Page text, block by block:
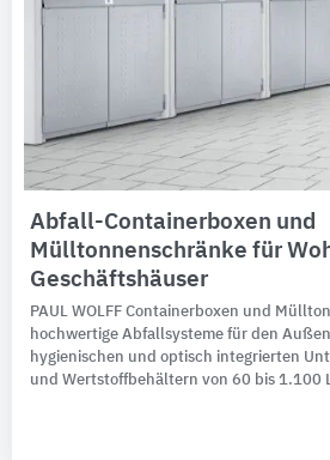
Abfall-Containerboxen und
Mülltonnenschränke für
Geschäftshäuser
PAUL WOLFF Containerboxen und
hochwertige Abfallsysteme für den
hygienischen und optisch integrierten
und Wertstoffbehältern von 60 bis 1.100